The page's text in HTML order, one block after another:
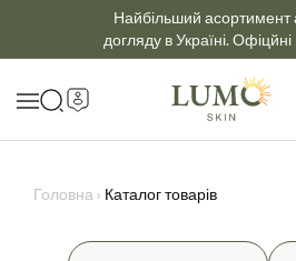
Найбільший асортимент
догляду в Україні.
Головна › Каталог товарів